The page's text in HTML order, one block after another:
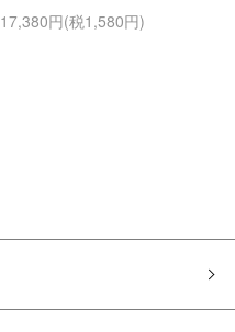
17,380円(税1,580円)